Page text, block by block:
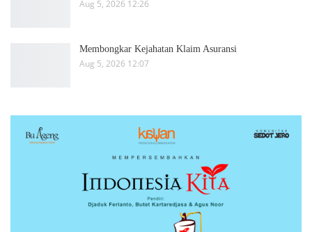
Aug 5, 2026 12:26
Membongkar Kejahatan Klaim Asuransi
Aug 5, 2026 12:07